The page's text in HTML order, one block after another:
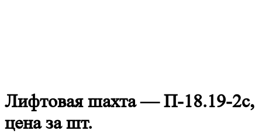
Лифтоваяшахта — П-18.19-2с,
цена за шт.